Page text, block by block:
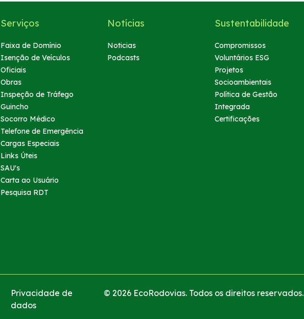
Serviços
Faixa de Domínio
Isenção de Veículos
Oficiais
Obras
Inspeção de Tráfego
Guincho
Socorro Médico
Telefone de Emergência
Cargas Especiais
Links Úteis
SAU's
Carta ao Usuário
Pesquisa RDT
Notícias
Noticias
Podcasts
Sustentabilidade
Compromissos
Voluntários ESG
Projetos
Socioambientais
Política de Gestão
Integrada
Certificações
Privacidade de
dados
© 2026 EcoRodovias. Todos os direitos reservados.